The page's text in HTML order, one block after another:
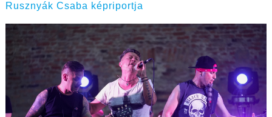
Rusznyák Csaba képriportja